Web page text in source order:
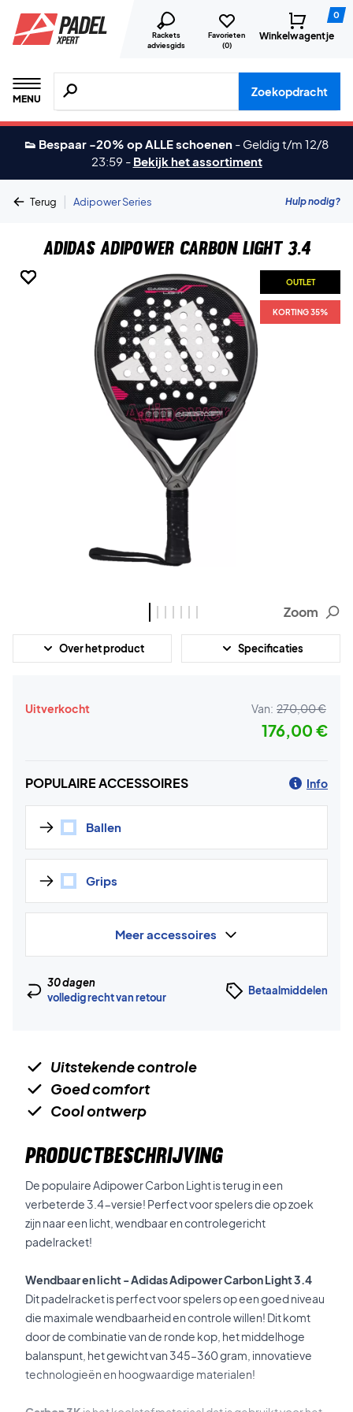
Rackets
adviesgids
Favorieten
(0)
0
Winkelwagentje
MENU
Zoeken naar producten, merken etc.
Zoekopdracht
👟 Bespaar -20% op ALLE schoenen - Geldig t/m 12/8
23:59 - Bekijk het assortiment
Terug | Adipower Series Hulp nodig?
Adidas Adipower Carbon Light 3.4
OUTLET
KORTING 35%
OUTLET
KORTING 35%
OUTLET
KORTING 35%
OUTLET
KORTING 35%
OUTLET
KORTING 35%
OUTLET
KORTING 35%
OUTLET
KORTING 35%
Zoom
Over het product Specificaties
Uitverkocht Van: 270,00 €
176,00 €
POPULAIRE ACCESSOIRES Info
Ballen
Grips
Meer accessoires
30 dagen
volledig recht van retour
Betaalmiddelen
Uitstekende controle
Goed comfort
Cool ontwerp
PRODUCTBESCHRIJVING
De populaire Adipower Carbon Light is terug in een
verbeterde 3.4-versie! Perfect voor spelers die op zoek
zijn naar een licht, wendbaar en controlegericht
padelracket!
Wendbaar en licht - Adidas Adipower Carbon Light 3.4
Dit padelracket is perfect voor spelers op een goed niveau
die maximale wendbaarheid en controle willen! Dit komt
door de combinatie van de ronde kop, het middelhoge
balanspunt, het gewicht van 345–360 gram, innovatieve
technologieën en hoogwaardige materialen!